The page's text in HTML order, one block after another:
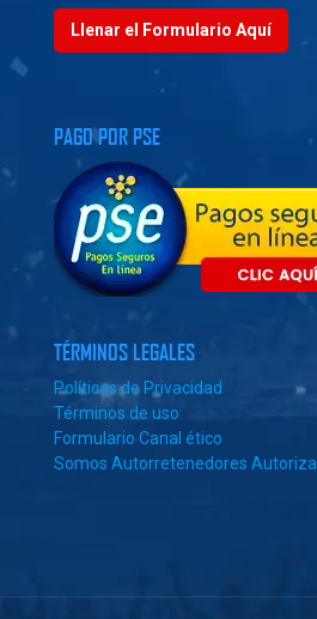
Llenar el Formulario Aquí
PAGO POR PSE
TÉRMINOS LEGALES
Políticas de Privacidad
Términos de uso
Formulario Canal ético
Somos Autorretenedores